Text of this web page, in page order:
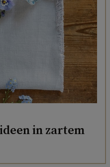
in zartem